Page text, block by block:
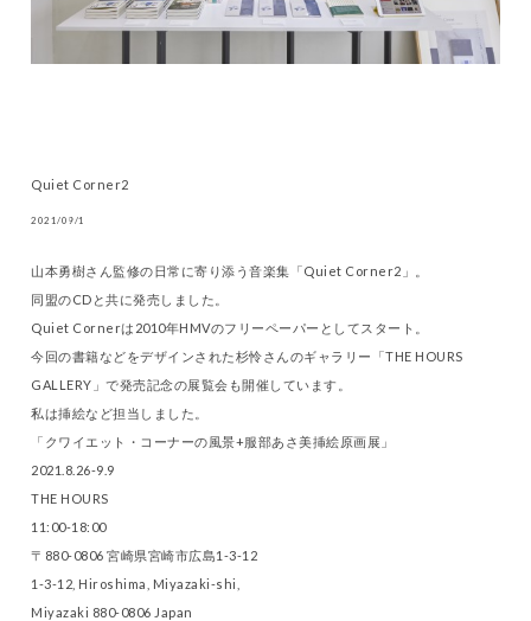
Quiet Corner2
2021/09/1
山本勇樹さん監修の日常に寄り添う音楽集「Quiet Corner2」。
同盟のCDと共に発売しました。
Quiet Cornerは2010年HMVのフリーペーパーとしてスタート。
今回の書籍などをデザインされた杉怜さんのギャラリー「THE HOURS
GALLERY」で発売記念の展覧会も開催しています。
私は挿絵など担当しました。
「クワイエット・コーナーの風景+服部あさ美挿絵原画展」
2021.8.26-9.9
THE HOURS
11:00-18:00
〒880-0806 宮崎県宮崎市広島1-3-12
1-3-12, Hiroshima, Miyazaki-shi,
Miyazaki 880-0806 Japan